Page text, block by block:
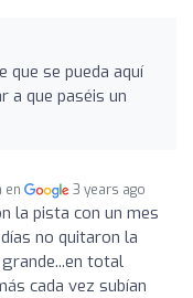
que se pueda aquí
a que paséis un
en 3 years ago
la pista con un mes
no quitaron la
total
cada vez subían